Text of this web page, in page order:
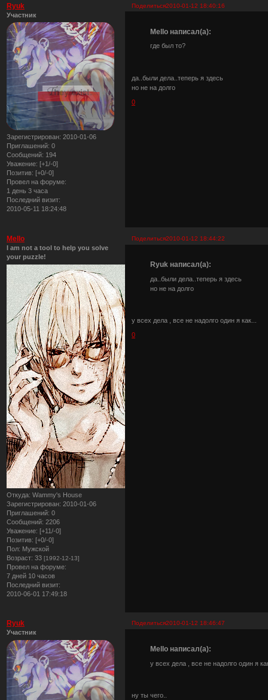
Поделиться2010-01-12 18:40:16
Ryuk
Участник
Зарегистрирован: 2010-01-06
Приглашений: 0
Сообщений: 194
Уважение: [+1/-0]
Позитив: [+0/-0]
Провел на форуме:
1 день 3 часа
Последний визит:
2010-05-11 18:24:48
Mello написал(а):
где был то?
да..были дела..теперь я здесь
но не на долго
0
Поделиться2010-01-12 18:44:22
Mello
I am not a tool to help you solve
your puzzle!
Откуда: Wammy's House
Зарегистрирован: 2010-01-06
Приглашений: 0
Сообщений: 2206
Уважение: [+11/-0]
Позитив: [+0/-0]
Пол: Мужской
Возраст: 33 [1992-12-13]
Провел на форуме:
7 дней 10 часов
Последний визит:
2010-06-01 17:49:18
Ryuk написал(а):
да..были дела..теперь я здесь
но не на долго
у всех дела , все не надолго один я как...
0
Поделиться2010-01-12 18:46:47
Ryuk
Участник
Mello написал(а):
у всех дела , все не надолго один я
ну ты чего..